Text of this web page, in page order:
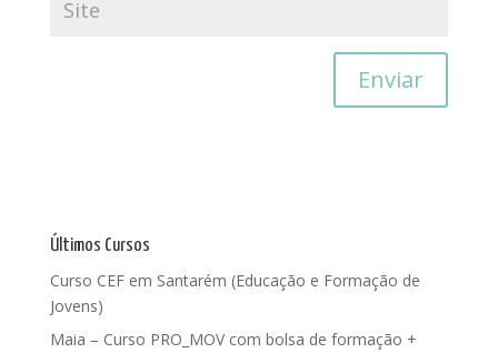
Últimos Cursos
Curso CEF em Santarém (Educação e Formação de
Jovens)
Maia – Curso PRO_MOV com bolsa de formação +